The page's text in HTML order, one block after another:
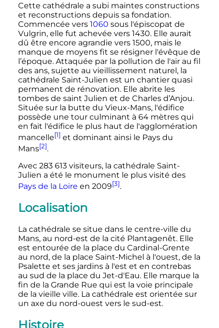
Cette cathédrale a subi maintes constructions
et reconstructions depuis sa fondation.
Commencée vers 1060 sous l'épiscopat de
Vulgrin, elle fut achevée vers 1430. Elle aurait
dû être encore agrandie vers 1500, mais le
manque de moyens fit se résigner l'évêque de
l’époque. Attaquée par la pollution de l'air au fil
des ans, sujette au vieillissement naturel, la
cathédrale Saint-Julien est un chantier quasi
permanent de rénovation. Elle abrite les
tombes de saint Julien et de Charles d’Anjou.
Située sur la butte du Vieux-Mans, l'édifice
possède une tour culminant à 64 mètresqui
en fait l'édifice le plus haut de l'agglomération
mancelle[1] et dominant ainsi le Pays du
Mans[2].
Avec 283 613 visiteurs, la cathédrale Saint-
Julien a été le monument le plus visité des
Pays de la Loire en 2009[3].
Localisation
La cathédrale se situe dans le centre-ville du
Mans, au nord-est de la cité Plantagenêt. Elle
est entourée de la place du Cardinal-Grente
au nord, de la place Saint-Michel à l'ouest, de la
Psalette et ses jardins à l'est et en contrebas
au sud de la place du Jet-d'Eau. Elle marque la
fin de la Grande Rue qui est la voie principale
de la vieille ville. La cathédrale est orientée sur
un axe du nord-ouest vers le sud-est.
Histoire